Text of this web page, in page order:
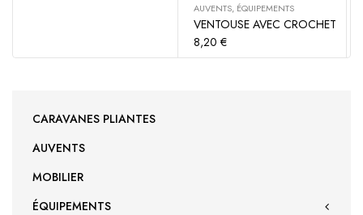
AUVENTS, ÉQUIPEMENTS
VENTOUSE AVEC CROCHET
8,20 €
CARAVANES PLIANTES
AUVENTS
MOBILIER
ÉQUIPEMENTS